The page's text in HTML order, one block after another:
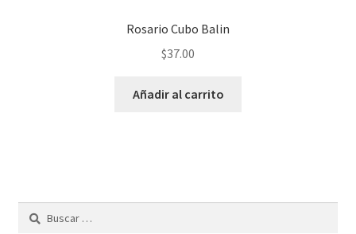
Rosario Cubo Balin
$37.00
Añadir al carrito
Buscar: